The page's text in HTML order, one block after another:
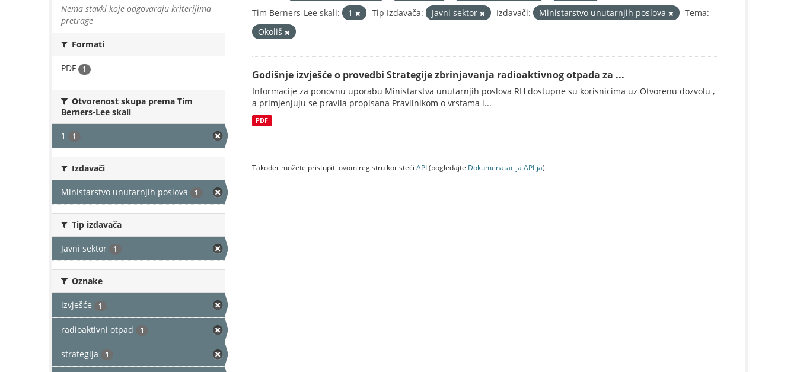
Nema stavki koje odgovaraju kriterijima
pretrage
Formati
PDF 1
Otvorenost skupa prema Tim
Berners-Lee skali
1 1
Izdavači
Ministarstvo unutarnjih poslova 1
Tip izdavača
Javni sektor 1
Oznake
izvješće 1
radioaktivni otpad 1
strategija 1
Tim Berners-Lee skali:
1 Tip Izdavača: Javni sektor Izdavači: Ministarstvo unutarnjih poslova
Tema:
Okoliš
Godišnje izvješće o provedbi Strategije zbrinjavanja radioaktivnog otpada za ...
Informacije za ponovnu uporabu Ministarstva unutarnjih poslova RH dostupne su korisnicima uz Otvorenu dozvolu ,
a primjenjuju se pravila propisana Pravilnikom o vrstama i...
PDF
Također možete pristupiti ovom registru koristeći API(pogledajte Dokumenаtаcijа API-jа).